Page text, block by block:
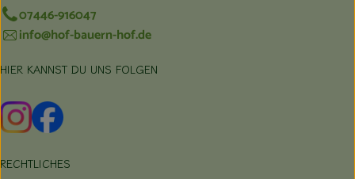
07446-916047
info@hof-bauern-hof.de
HIER KANNST DU UNS FOLGEN
Externer Link zu https://www.instagram.com/hofbauernhof/
Externer Link zu https://www.facebook.com/
RECHTLICHES